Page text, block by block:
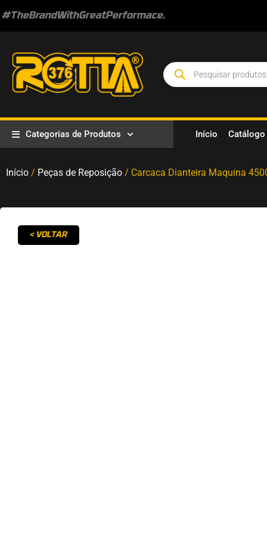
#TheBrandWithGreatPerformace.
Categorias de Produtos Início Catálogo
Início / Peças de Reposição / Carcaca Dianteira Maquina
< VOLTAR